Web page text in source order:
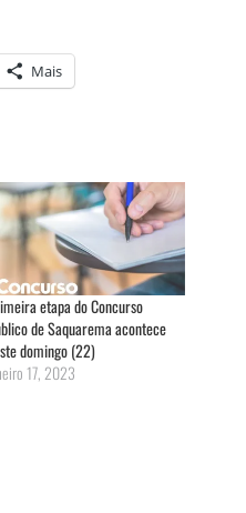
Mais
etapa do Concurso
de Saquarema acontece
domingo (22)
17, 2023